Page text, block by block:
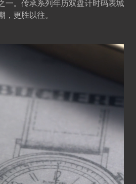
一。传承系列年历双盘计时码表城
，更胜以往。